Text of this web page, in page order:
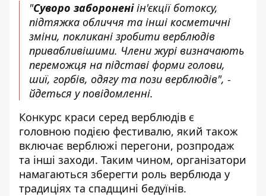
"Суворо забороненіін'єкції ботоксу,
підтяжка обличчя та інші косметичні
зміни, покликані зробити верблюдів
привабливішими. Члени журі визначають
переможця на підставі форми голови,
шиї, горбів, одягу та пози верблюдів", -
йдеться у повідомленні.
Конкурс краси серед верблюдів є
головною подією фестивалю, який також
включає верблюжі перегони, розпродаж
та інші заходи. Таким чином, організатори
намагаються зберегти роль верблюда у
традиціях та спадщині бедуїнів.